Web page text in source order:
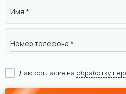
Имя *
Номер телефона *
Даю согласие на обработку